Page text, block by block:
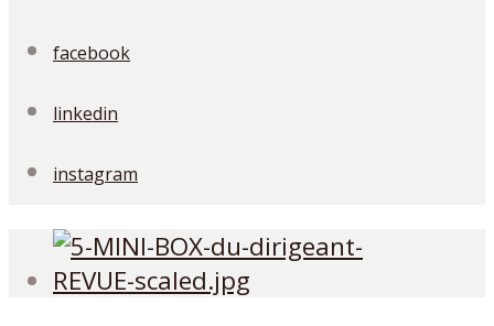
facebook
linkedin
instagram